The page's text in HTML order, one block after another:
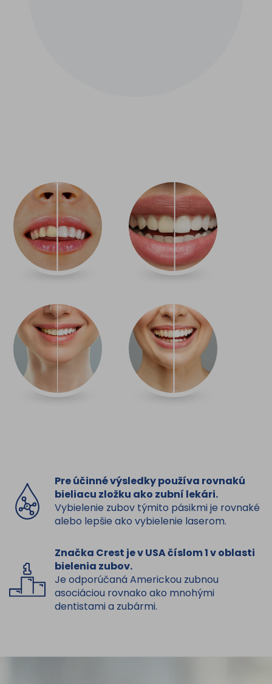
Pre účinné výsledky používa rovnakú
bieliacu zložku ako zubní lekári.
Vybielenie zubov týmito pásikmi je rovnaké
alebo lepšie ako vybielenie laserom.
Značka Crest je v USA číslom 1 v oblasti
bielenia zubov.
Je odporúčaná Americkou zubnou
asociáciou rovnako ako mnohými
dentistami a zubármi.